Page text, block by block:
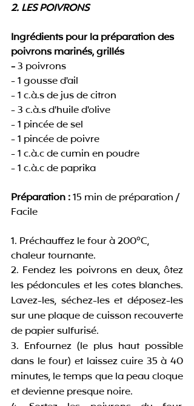
2. LES POIVRONS
Ingrédients pour la préparation des
poivrons marinés, grillés
- 3 poivrons
- 1 gousse d'ail
- 1 c.à.s de jus de citron
- 3 c.à.s d'huile d'olive
- 1 pincée de sel
- 1 pincée de poivre
- 1 c.à.c de cumin en poudre
- 1 c.à.c de paprika
Préparation : 15 min de préparation /
Facile
1. Préchauffez le four à 200°C,
chaleur tournante.
2. Fendez les poivrons en deux, ôtez
les pédoncules et les cotes blanches.
Lavez-les, séchez-les et déposez-les
sur une plaque de cuisson recouverte
de papier sulfurisé.
3. Enfournez (le plus haut possible
dans le four) et laissez cuire 35 à 40
minutes, le temps que la peau cloque
et devienne presque noire.